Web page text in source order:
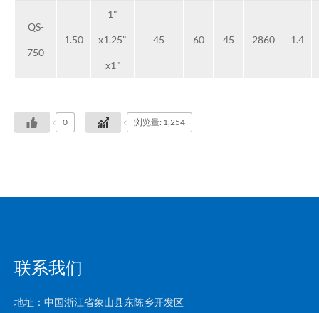
QS-
750
1.50
1"
x1.25"
x1"
45 60 45 2860 1.4
0 浏览量: 1,254
联系我们
地址：中国浙江省象山县东陈乡开发区